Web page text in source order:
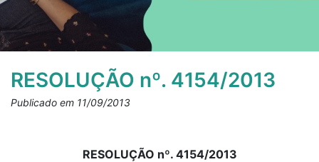
RESOLUÇÃO nº. 4154/2013
Publicado em 11/09/2013
RESOLUÇÃO nº. 4154/2013